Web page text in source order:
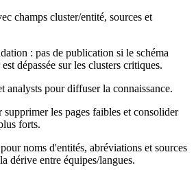
champs cluster/entité, sources et
: pas de publication si le schéma
dépassée sur les clusters critiques.
analysts pour diffuser la connaissance.
les pages faibles et consolider
forts.
noms d'entités, abréviations et sources
dérive entre équipes/langues.